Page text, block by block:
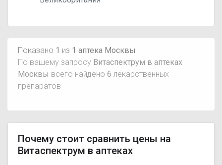
Показано 1 из 1 аптека Москвы
По вашему запросу Витаспектрум в аптеках
Москвы всего найдено 6 лекарственных
препаратов
Почему стоит сравнить цены на
Витаспектрум в аптеках